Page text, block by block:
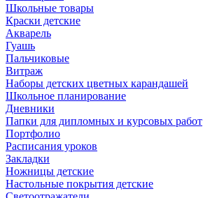
Школьные товары
Краски детские
Акварель
Гуашь
Пальчиковые
Витраж
Наборы детских цветных карандашей
Школьное планирование
Дневники
Папки для дипломных и курсовых работ
Портфолио
Расписания уроков
Закладки
Ножницы детские
Настольные покрытия детские